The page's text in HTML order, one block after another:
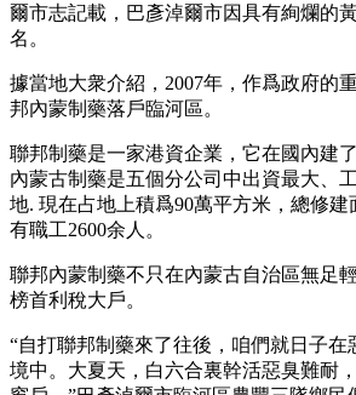
爾市志記載，巴彥淖爾市因具有絢爛的
名。
據當地大衆介紹，2007年，作爲政府的
邦內蒙制藥落戶臨河區。
聯邦制藥是一家港資企業，它在國內建
內蒙古制藥是五個分公司中出資最大、
地. 現在占地上積爲90萬平方米，總修建
有職工2600余人。
聯邦內蒙制藥不只在內蒙古自治區無足
榜首利稅大戶。
“自打聯邦制藥來了往後，咱們就日子在
境中。大夏天，白六合裏幹活惡臭難耐